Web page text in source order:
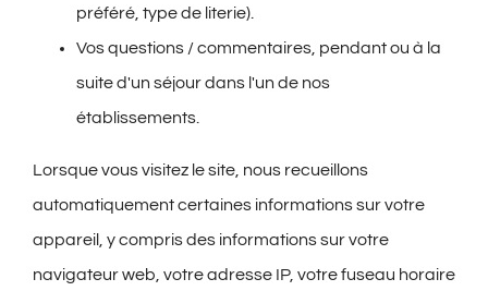
préféré, type de literie).
Vos questions / commentaires, pendant ou à la
suite d'un séjour dans l'un de nos
établissements.
Lorsque vous visitez le site, nous recueillons
automatiquement certaines informations sur votre
appareil, y compris des informations sur votre
navigateur web, votre adresse IP, votre fuseau horaire